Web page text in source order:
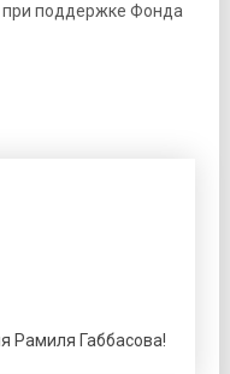
при поддержке Фонда
Рамиля Габбасова!